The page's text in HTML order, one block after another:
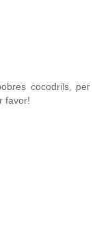
cocodrils, per
favor!